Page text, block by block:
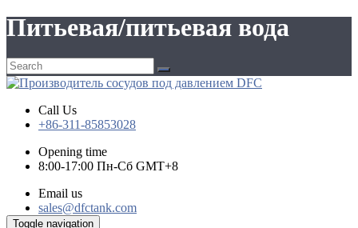
Питьевая/питьевая вода
Call Us
+86-311-85853028
Opening time
8:00-17:00 Пн-Сб GMT+8
Email us
sales@dfctank.com
Toggle navigation